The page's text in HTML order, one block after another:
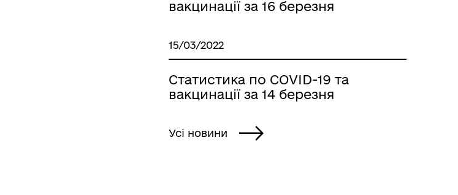
вакцинації за 16 березня
15/03/2022
Статистика по COVID-19 та
вакцинації за 14 березня
Усі новини